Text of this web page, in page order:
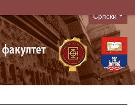
Language
Српски